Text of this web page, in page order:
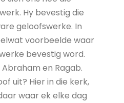
Hy bevestig die
geloofswerke. In
voorbeelde waar
bevestig word.
en Ragab.
uit? Hier in die kerk,
waar ek elke dag